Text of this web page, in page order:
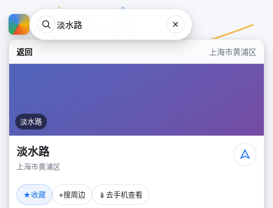
返回 上海市黄浦区
淡水路
淡水路
上海市黄浦区
★收藏 ⌖搜周边 📱 去手机查看